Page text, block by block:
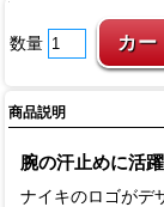
数量
商品説明
腕の汗止めに活躍
ナイキのロゴがデ